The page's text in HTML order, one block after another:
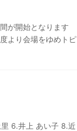
が開始となります
より会場をゆめトピ
6.井上 あい子 8.近